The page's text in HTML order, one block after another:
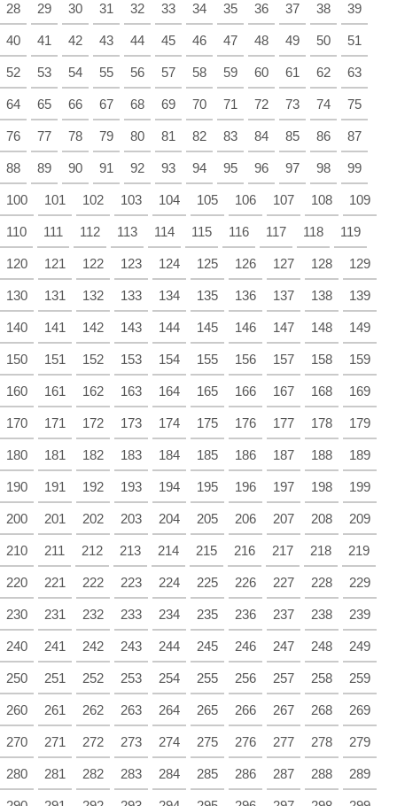
28 29 30 31 32 33 34 35 36 37 38 39
40 41 42 43 44 45 46 47 48 49 50 51
52 53 54 55 56 57 58 59 60 61 62 63
64 65 66 67 68 69 70 71 72 73 74 75
76 77 78 79 80 81 82 83 84 85 86 87
88 89 90 91 92 93 94 95 96 97 98 99
100 101 102 103 104 105 106 107 108 109
110 111 112 113 114 115 116 117 118 119
120 121 122 123 124 125 126 127 128 129
130 131 132 133 134 135 136 137 138 139
140 141 142 143 144 145 146 147 148 149
150 151 152 153 154 155 156 157 158 159
160 161 162 163 164 165 166 167 168 169
170 171 172 173 174 175 176 177 178 179
180 181 182 183 184 185 186 187 188 189
190 191 192 193 194 195 196 197 198 199
200 201 202 203 204 205 206 207 208 209
210 211 212 213 214 215 216 217 218 219
220 221 222 223 224 225 226 227 228 229
230 231 232 233 234 235 236 237 238 239
240 241 242 243 244 245 246 247 248 249
250 251 252 253 254 255 256 257 258 259
260 261 262 263 264 265 266 267 268 269
270 271 272 273 274 275 276 277 278 279
280 281 282 283 284 285 286 287 288 289